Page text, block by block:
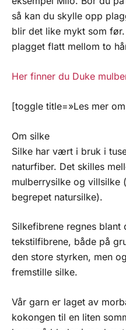
så kan du skylle opp
blir det like mykt som
plagget flatt mellom to
Her finner du Duke
[toggle title=»Les mer
Om silke
Silke har vært i bruk i
naturfiber. Det skilles
mulberrysilke og villsilke
begrepet natursilke).
Silkefibrene regnes blant
tekstilfibrene, både på
den store styrken, men
fremstille silke.
Vår garn er laget av
kokongen til en liten